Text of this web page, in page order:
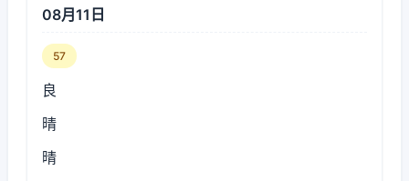
08月11日
57
良
晴
晴